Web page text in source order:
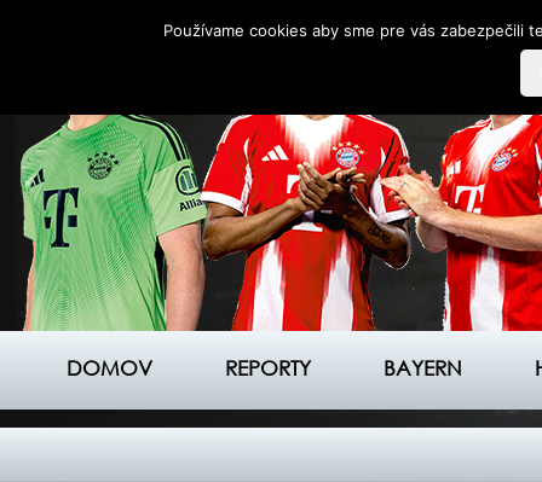
DOMOV REPORTY BAYERN
Používame cookies aby sme pre vás zabezpečili